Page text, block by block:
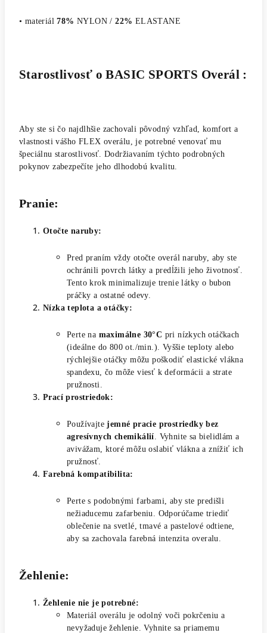
• materiál78% NYLON /22% ELASTANE
Starostlivosť o BASIC SPORTS Overál :
Aby ste si čo najdlhšie zachovali pôvodný vzhľad, komfort a
vlastnosti vášho FLEX overálu, je potrebné venovať mu
špeciálnu starostlivosť. Dodržiavaním týchto podrobných
pokynov zabezpečíte jeho dlhodobú kvalitu.
Pranie:
Otočte naruby:
Pred praním vždy otočte overál naruby, aby ste
ochránili povrch látky a predĺžili jeho životnosť.
Tento krok minimalizuje trenie látky o bubon
práčky a ostatné odevy.
Nízka teplota a otáčky:
Perte na maximálne 30°C pri nízkych otáčkach
(ideálne do 800 ot./min.). Vyššie teploty alebo
rýchlejšie otáčky môžu poškodiť elastické vlákna
spandexu, čo môže viesť k deformácii a strate
pružnosti.
Prací prostriedok:
Používajtejemné pracie prostriedky bez
agresívnych chemikálií . Vyhnite sa bielidlám a
avivážam, ktoré môžu oslabiť vlákna a znížiť ich
pružnosť.
Farebná kompatibilita:
Perte s podobnými farbami, aby ste predišli
nežiaducemu zafarbeniu. Odporúčame triediť
oblečenie na svetlé, tmavé a pastelové odtiene,
aby sa zachovala farebná intenzita overalu.
Žehlenie:
Žehlenie nie je potrebné:
Materiál overálu je odolný voči pokrčeniu a
nevyžaduje žehlenie. Vyhnite sa priamemu